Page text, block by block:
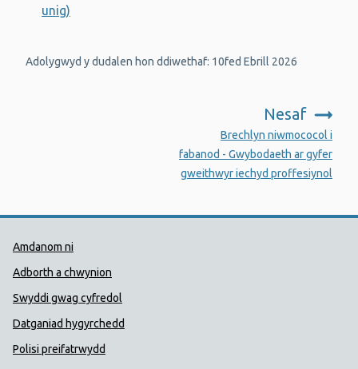
unig)
Adolygwyd y dudalen hon ddiwethaf: 10fed Ebrill 2026
Nesaf
Brechlyn niwmococol i
fabanod - Gwybodaeth ar gyfer
gweithwyr iechyd proffesiynol
Dolenni Cymorth Iechyd
Amdanom ni
Adborth a chwynion
Swyddi gwag cyfredol
Datganiad hygyrchedd
Polisi preifatrwydd